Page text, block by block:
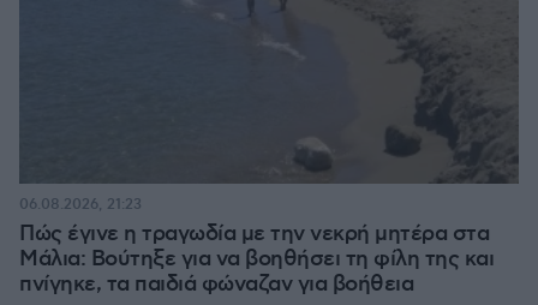
Πώς έγινε η τραγωδία με την νεκρή μητέρα στα
Μάλια: Βούτηξε για να βοηθήσει τη φίλη της και
πνίγηκε, τα παιδιά φώναζαν για βοήθεια
06.08.2026, 21:23